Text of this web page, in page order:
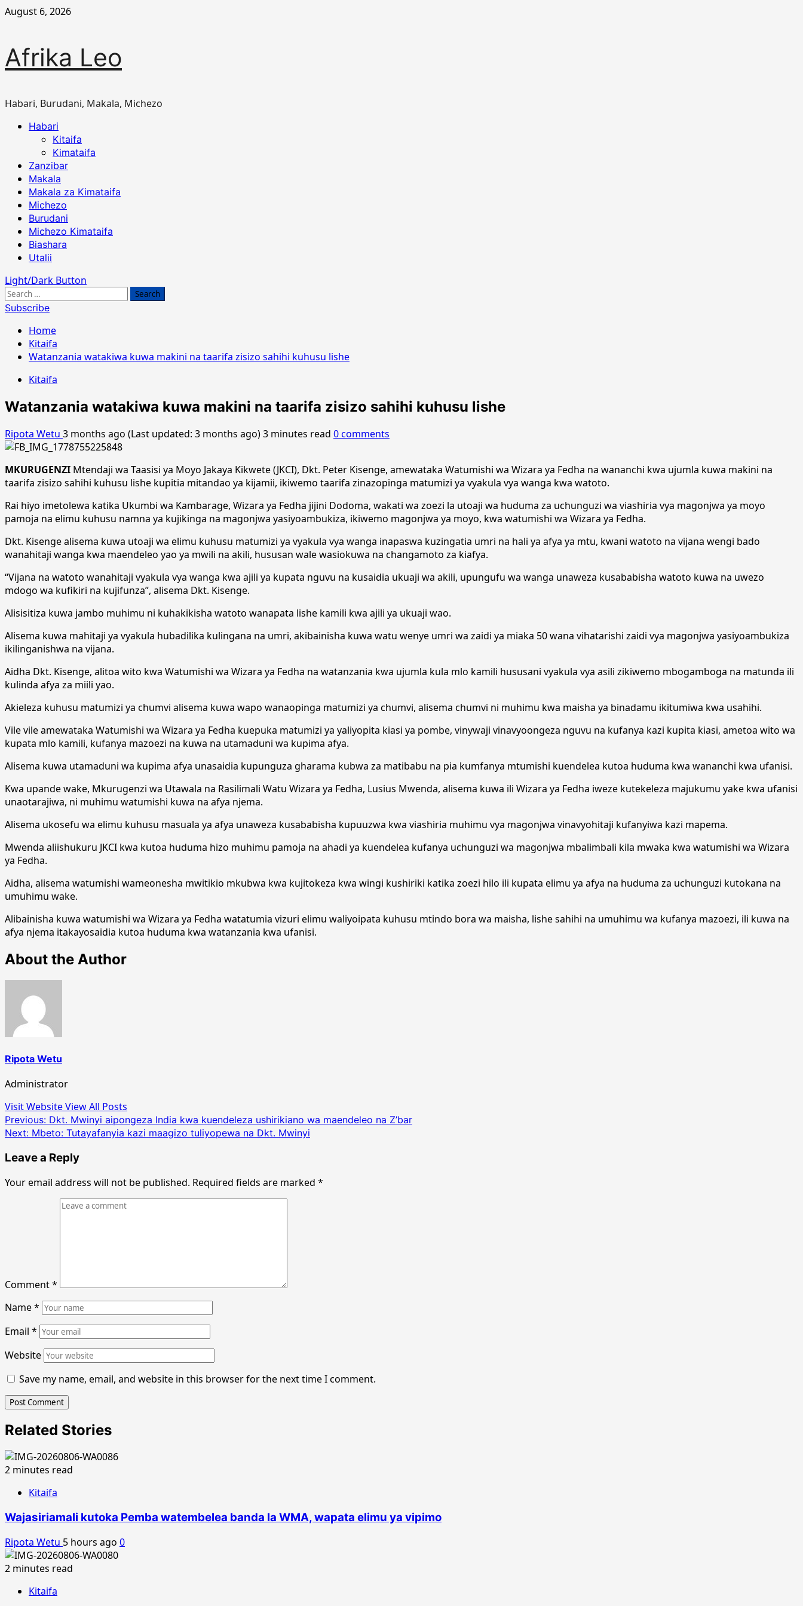
Skip
August 6, 2026
Afrika Leo
Habari, Burudani, Makala, Michezo
PrimaryHabari
Kitaifa
Kimataifa
Zanzibar
Makala
Makala za Kimataifa
Michezo
Burudani
Michezo Kimataifa
Biashara
Utalii
Light/Dark Button
Search
for:
Subscribe
Home
Kitaifa
Watanzania watakiwa kuwa makini na taarifa zisizo sahihi kuhusu lishe
Kitaifa
Watanzania watakiwa kuwa makini na taarifa zisizo sahihi kuhusu lishe
Ripota Wetu 3 months ago (Last updated: 3 months ago)3 minutes read 0 comments
MKURUGENZI Mtendaji wa Taasisi ya Moyo Jakaya Kikwete (JKCI), Dkt. Peter Kisenge, amewataka Watumishi wa Wizara ya Fedha na wananchi kwa ujumla kuwa makini na
taarifa zisizo sahihi kuhusu lishe kupitia mitandao ya kijamii, ikiwemo taarifa zinazopinga matumizi ya vyakula vya wanga kwa watoto.
Rai hiyo imetolewa katika Ukumbi wa Kambarage, Wizara ya Fedha jijini Dodoma, wakati wa zoezi la utoaji wa huduma za uchunguzi wa viashiria vya magonjwa ya moyo
pamoja na elimu kuhusu namna ya kujikinga na magonjwa yasiyoambukiza, ikiwemo magonjwa ya moyo, kwa watumishi wa Wizara ya Fedha.
Dkt. Kisenge alisema kuwa utoaji wa elimu kuhusu matumizi ya vyakula vya wanga inapaswa kuzingatia umri na hali ya afya ya mtu, kwani watoto na vijana wengi bado
wanahitaji wanga kwa maendeleo yao ya mwili na akili, hususan wale wasiokuwa na changamoto za kiafya.
“Vijana na watoto wanahitaji vyakula vya wanga kwa ajili ya kupata nguvu na kusaidia ukuaji wa akili, upungufu wa wanga unaweza kusababisha watoto kuwa na uwezo
mdogo wa kufikiri na kujifunza”, alisema Dkt. Kisenge.
Alisisitiza kuwa jambo muhimu ni kuhakikisha watoto wanapata lishe kamili kwa ajili ya ukuaji wao.
Alisema kuwa mahitaji ya vyakula hubadilika kulingana na umri, akibainisha kuwa watu wenye umri wa zaidi ya miaka 50 wana vihatarishi zaidi vya magonjwa yasiyoambukiza
ikilinganishwa na vijana.
Aidha Dkt. Kisenge, alitoa wito kwa Watumishi wa Wizara ya Fedha na watanzania kwa ujumla kula mlo kamili hususani vyakula vya asili zikiwemo mbogamboga na matunda ili
kulinda afya za miili yao.
Akieleza kuhusu matumizi ya chumvi alisema kuwa wapo wanaopinga matumizi ya chumvi, alisema chumvi ni muhimu kwa maisha ya binadamu ikitumiwa kwa usahihi.
Vile vile amewataka Watumishi wa Wizara ya Fedha kuepuka matumizi ya yaliyopita kiasi ya pombe, vinywaji vinavyoongeza nguvu na kufanya kazi kupita kiasi, ametoa wito wa
kupata mlo kamili, kufanya mazoezi na kuwa na utamaduni wa kupima afya.
Alisema kuwa utamaduni wa kupima afya unasaidia kupunguza gharama kubwa za matibabu na pia kumfanya mtumishi kuendelea kutoa huduma kwa wananchi kwa ufanisi.
Kwa upande wake, Mkurugenzi wa Utawala na Rasilimali Watu Wizara ya Fedha, Lusius Mwenda, alisema kuwa ili Wizara ya Fedha iweze kutekeleza majukumu yake kwa ufanisi
unaotarajiwa, ni muhimu watumishi kuwa na afya njema.
Alisema ukosefu wa elimu kuhusu masuala ya afya unaweza kusababisha kupuuzwa kwa viashiria muhimu vya magonjwa vinavyohitaji kufanyiwa kazi mapema.
Mwenda aliishukuru JKCI kwa kutoa huduma hizo muhimu pamoja na ahadi ya kuendelea kufanya uchunguzi wa magonjwa mbalimbali kila mwaka kwa watumishi wa Wizara
ya Fedha.
Aidha, alisema watumishi wameonesha mwitikio mkubwa kwa kujitokeza kwa wingi kushiriki katika zoezi hilo ili kupata elimu ya afya na huduma za uchunguzi kutokana na
umuhimu wake.
Alibainisha kuwa watumishi wa Wizara ya Fedha watatumia vizuri elimu waliyoipata kuhusu mtindo bora wa maisha, lishe sahihi na umuhimu wa kufanya mazoezi, ili kuwa na
afya njema itakayosaidia kutoa huduma kwa watanzania kwa ufanisi.
About the Author
Ripota Wetu
Administrator
Visit WebsiteView All Posts
Post
navigation
Previous: Dkt. Mwinyi aipongeza India kwa kuendeleza ushirikiano wa maendeleo na Z’bar
Next: Mbeto: Tutayafanyia kazi maagizo tuliyopewa na Dkt. Mwinyi
Leave a Reply
Your email address will not be published. Required fields are marked *
Comment*
Name*
Email *
Website
Save my name, email, and website in this browser for the next time I comment.
Related Stories
2 minutes read
Kitaifa
Wajasiriamali kutoka Pemba watembelea banda la WMA, wapata elimu ya vipimo
Ripota Wetu 5 hours ago 0
2 minutes read
Kitaifa